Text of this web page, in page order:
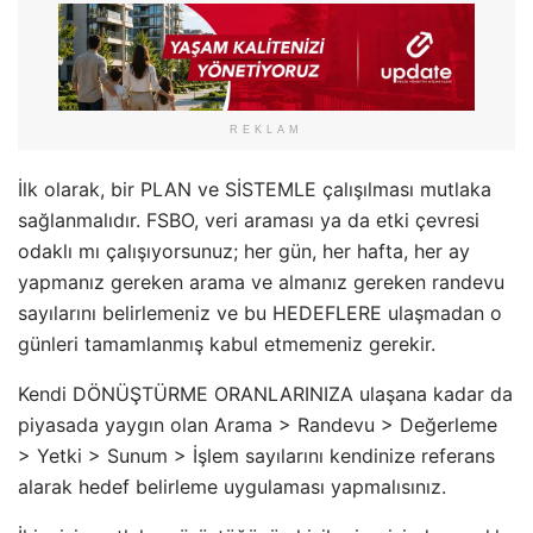
REKLAM
İlk olarak, bir PLAN ve SİSTEMLE çalışılması mutlaka
sağlanmalıdır. FSBO, veri araması ya da etki çevresi
odaklı mı çalışıyorsunuz; her gün, her hafta, her ay
yapmanız gereken arama ve almanız gereken randevu
sayılarını belirlemeniz ve bu HEDEFLERE ulaşmadan o
günleri tamamlanmış kabul etmemeniz gerekir.
Kendi DÖNÜŞTÜRME ORANLARINIZA ulaşana kadar da
piyasada yaygın olan Arama > Randevu > Değerleme
> Yetki > Sunum > İşlem sayılarını kendinize referans
alarak hedef belirleme uygulaması yapmalısınız.